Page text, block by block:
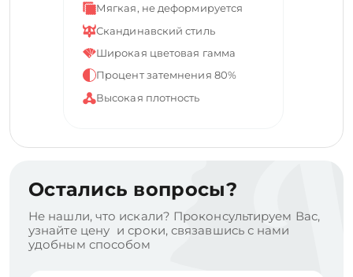
Мягкая, не деформируется
Скандинавский стиль
Широкая цветовая гамма
Процент затемнения 80%
Высокая плотность
Остались вопросы?
Не нашли, что искали? Проконсультируем Вас,
узнайте цену и сроки, связавшись с нами
удобным способом